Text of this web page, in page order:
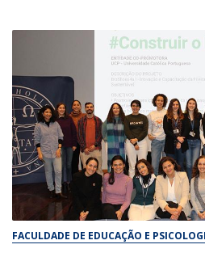
FACULDADE DE EDUCAÇÃO E